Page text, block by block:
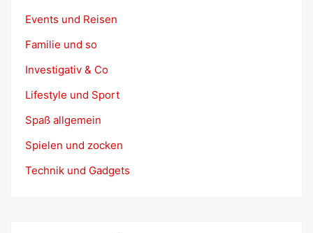
Events und Reisen
Familie und so
Investigativ & Co
Lifestyle und Sport
Spaß allgemein
Spielen und zocken
Technik und Gadgets